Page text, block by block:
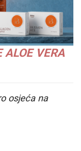
VERA
osjeća na